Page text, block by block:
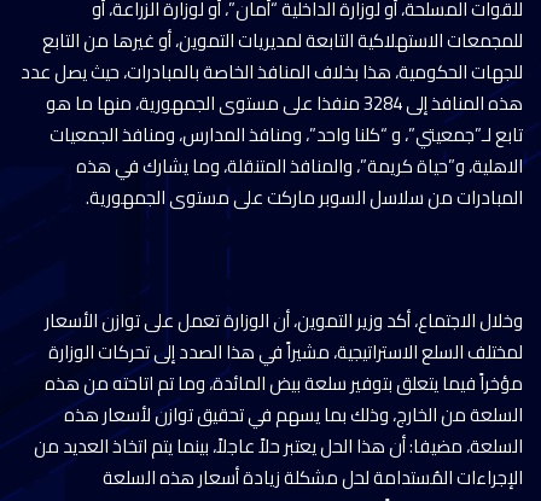
للقوات المسلحة، أو لوزارة الداخلية “أمان”، أو لوزارة الزراعة، أو
للمجمعات الاستهلاكية التابعة لمديريات التموين، أو غيرها من التابع
للجهات الحكومية، هذا بخلاف المنافذ الخاصة بالمبادرات، حيث يصل عدد
هذه المنافذ إلى 3284 منفذا على مستوى الجمهورية، منها ما هو
تابع لـ”جمعيتي”، و “كلنا واحد”، ومنافذ المدارس، ومنافذ الجمعيات
الاهلية، و”حياة كريمة”، والمنافذ المتنقلة، وما يشارك في هذه
المبادرات من سلاسل السوبر ماركت على مستوى الجمهورية.
وخلال الاجتماع، أكد وزير التموين، أن الوزارة تعمل على توازن الأسعار
لمختلف السلع الاستراتيجية، مشيراً في هذا الصدد إلى تحركات الوزارة
مؤخراً فيما يتعلق بتوفير سلعة بيض المائدة، وما تم اتاحته من هذه
السلعة من الخارج، وذلك بما يسهم في تحقيق توازن لأسعار هذه
السلعة، مضيفا: أن هذا الحل يعتبر حلاً عاجلاً، بينما يتم اتخاذ العديد من
الإجراءات المُستدامة لحل مشكلة زيادة أسعار هذه السلعة